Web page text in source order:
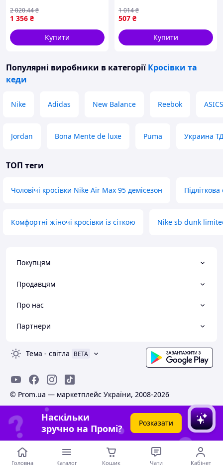
1 356 ₴
2 020.44₴
Купити
повсякденного носіння
синього кольору
507 ₴
1 014₴
Купити
Популярні виробники в категорії Кросівки та
кеди
Nike Adidas New Balance Reebok ASICS
Jordan Bona Mente de luxe Puma Украина
ТОП теги
Чоловічі кросівки Nike Air Max 95 демісезон
Комфортні жіночі кросівки із сіткою Nike sb dunk
Покупцям
Продавцям
Про нас
Партнери
Тема - світла BETA
© Prom.ua — маркетплейс України, 2008-2026
Наскільки
зручно на Промі?
Розказати
Головна Каталог Кошик Чати Кабінет